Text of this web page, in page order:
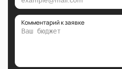
Комментарий к заявке